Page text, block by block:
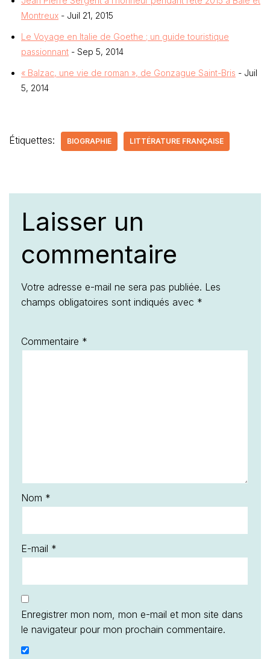
Montreux - Juil 21, 2015
Le Voyage en Italie de Goethe ; un guide touristique
passionnant - Sep 5, 2014
« Balzac, une vie de roman », de Gonzague Saint-Bris - Juil
5, 2014
Étiquettes: BIOGRAPHIE LITTÉRATURE FRANÇAISE
Laisser un
commentaire
Votre adresse e-mail ne sera pas publiée. Les
champs obligatoires sont indiqués avec *
Commentaire *
Nom *
E-mail *
Enregistrer mon nom, mon e-mail et mon site dans
le navigateur pour mon prochain commentaire.